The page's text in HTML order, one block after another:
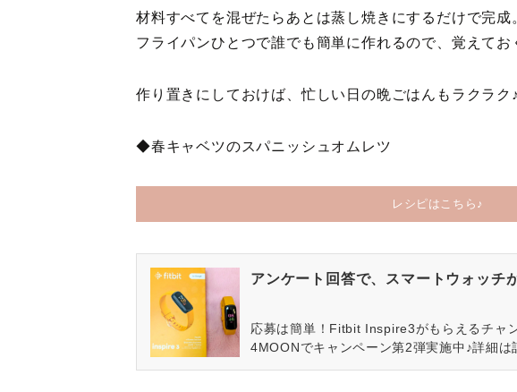
材料すべてを混ぜたらあとは蒸し焼きにするだけで完成
フライパンひとつで誰でも簡単に作れるので、覚えて
作り置きにしておけば、忙しい日の晩ごはんもラクラク♪
◆春キャベツのスパニッシュオムレツ
レシピはこちら♪
アンケート回答で、スマートウォッチ
応募は簡単！Fitbit Inspire3がもらえるチャ
4MOONでキャンペーン第2弾実施中♪詳細は